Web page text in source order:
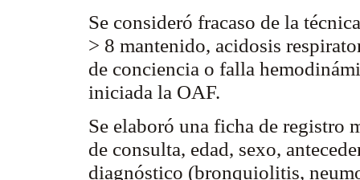
Se consideró fracaso de la
> 8 mantenido, acidosis
de conciencia o falla
iniciada la OAF.
Se elaboró una ficha de registro
de consulta, edad, sexo,
diagnóstico (bronquiolitis,